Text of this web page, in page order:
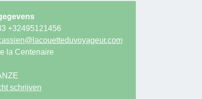
+32495121456
la Centenaire
schrijven